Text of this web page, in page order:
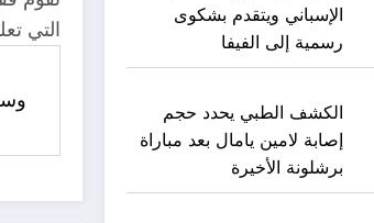
الإسباني ويتقدم بشكوى
رسمية إلى الفيفا
الكشف الطبي يحدد حجم
إصابة لامين يامال بعد مباراة
برشلونة الأخيرة
التي